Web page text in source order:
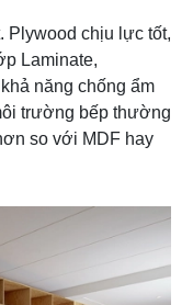
Plywood chịu lực tốt,
Laminate,
năng chống ẩm
trường bếp thường
so với MDF hay